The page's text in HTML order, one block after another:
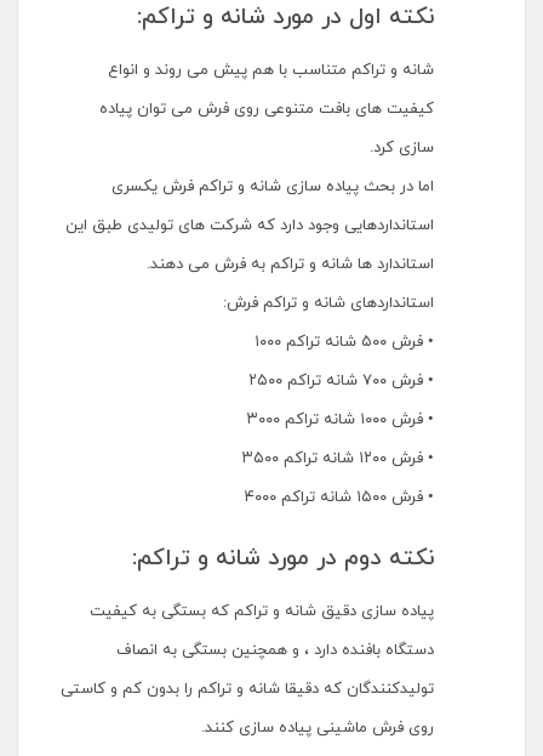
نکته اول در مورد شانه و تراکم:
شانه و تراکم متناسب با هم پیش می روند و انواع
کیفیت های بافت متنوعی روی فرش می توان پیاده
سازی کرد.
اما در بحث پیاده سازی شانه و تراکم فرش یکسری
استانداردهایی وجود دارد که شرکت های تولیدی طبق این
استاندارد ها شانه و تراکم به فرش می دهند.
استانداردهای شانه و تراکم فرش:
• فرش ۵۰۰ شانه تراکم ۱۰۰۰
• فرش ۷۰۰ شانه تراکم ۲۵۰۰
• فرش ۱۰۰۰ شانه تراکم ۳۰۰۰
• فرش ۱۲۰۰ شانه تراکم ۳۵۰۰
• فرش ۱۵۰۰ شانه تراکم ۴۰۰۰
نکته دوم در مورد شانه و تراکم:
پیاده سازی دقیق شانه و تراکم که بستگی به کیفیت
دستگاه بافنده دارد ، و همچنین بستگی به انصاف
تولیدکنندگان که دقیقا شانه و تراکم را بدون کم و کاستی
روی فرش ماشینی پیاده سازی کنند.